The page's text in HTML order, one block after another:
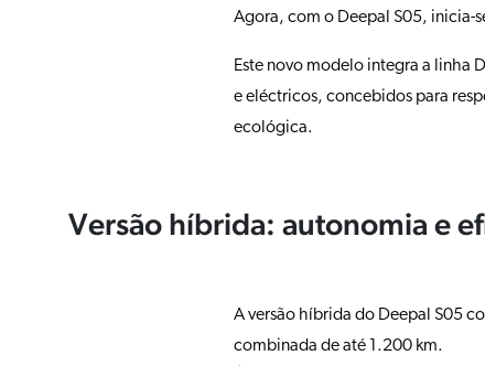
Agora, com o Deepal S05, inicia-
Este novo modelo integra a linha
e eléctricos, concebidos para
ecológica.
Versão híbrida: autonomia e
A versão híbrida do Deepal S05
combinada de até 1.200 km.